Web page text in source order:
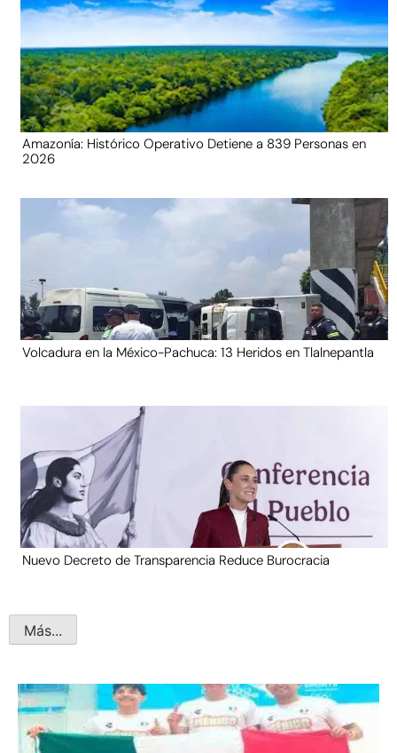
Amazonía: Histórico Operativo Detiene a 839 Personas en
2026
Volcadura en la México-Pachuca: 13 Heridos en Tlalnepantla
Nuevo Decreto de Transparencia Reduce Burocracia
Más...